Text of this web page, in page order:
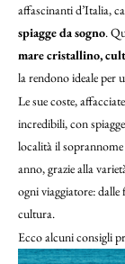
affascinanti d’Italia,
spiagge da sogno.
mare cristallino,
la rendono ideale per
Le sue coste,
incredibili, con
località il
anno, grazie alla
ogni viaggiatore: dalle
cultura.
Ecco alcuni consigli